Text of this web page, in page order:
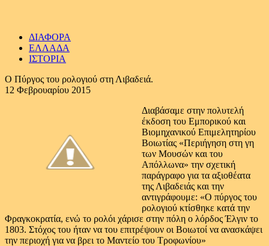
ΔΙΑΦΟΡΑ
ΕΛΛΑΔΑ
ΙΣΤΟΡΙΑ
Ο Πύργος του ρολογιού στη Λιβαδειά.
12 Φεβρουαρίου 2015
Διαβάσαμε στην πολυτελή
έκδοση του Εμπορικού και
Βιομηχανικού Επιμελητηρίου
Βοιωτίας «Περιήγηση στη γη
των Μουσών και του
Απόλλωνα» την σχετική
παράγραφο για τα αξιοθέατα
της Λιβαδειάς και την
αντιγράφουμε: «Ο πύργος του
ρολογιού κτίσθηκε κατά την
Φραγκοκρατία, ενώ το ρολόι χάρισε στην πόλη ο λόρδος Έλγιν το
1803. Στόχος του ήταν να του επιτρέψουν οι Βοιωτοί να ανασκάψει
την περιοχή για να βρει το Μαντείο του Τροφωνίου»